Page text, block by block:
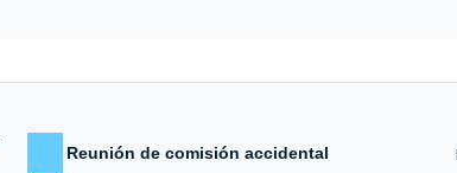
Reunión de comisión accidental